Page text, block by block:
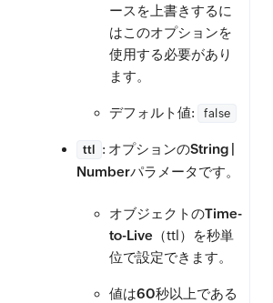
ースを上書きするに
はこのオプションを
使用する必要があり
ます。
デフォルト値: false
ttl : オプションのString |
Numberパラメータです。
オブジェクトのTime-
to-Live （ttl）を秒単
位で設定できます。
値は60秒以上である